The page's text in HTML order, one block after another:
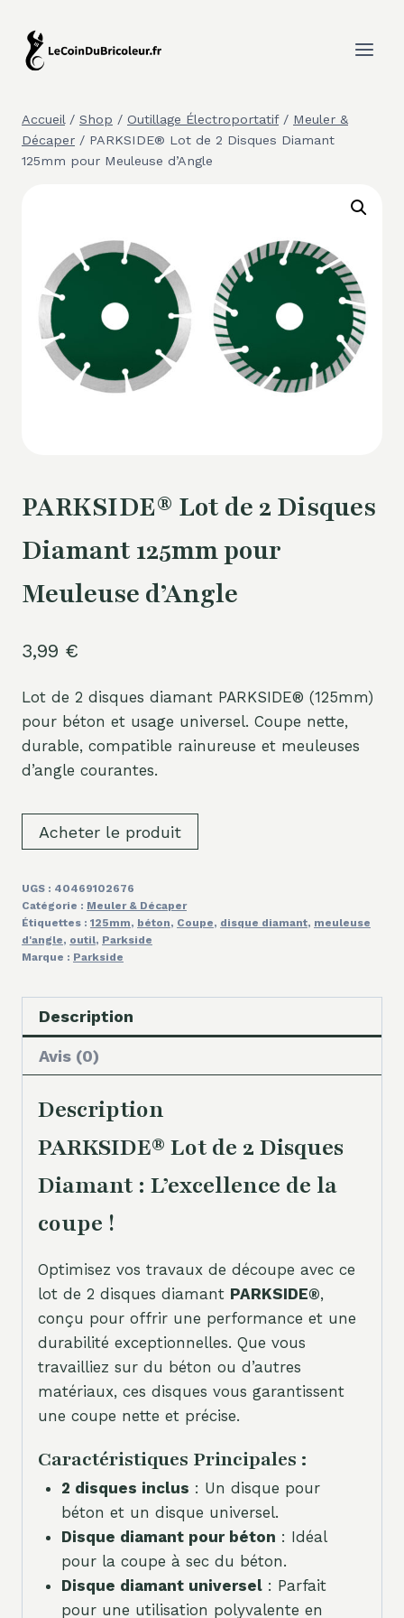
contenu
Accueil / Shop / Outillage Électroportatif / Meuler &
Décaper / PARKSIDE® Lot de 2 Disques Diamant
125mm pour Meuleuse d’Angle
PARKSIDE® Lot de 2 Disques
Diamant 125mm pour
Meuleuse d’Angle
3,99 €
Lot de 2 disques diamant PARKSIDE® (125mm)
pour béton et usage universel. Coupe nette,
durable, compatible rainureuse et meuleuses
d’angle courantes.
Acheter le produit
UGS : 40469102676
Catégorie : Meuler & Décaper
Étiquettes : 125mm, béton, Coupe, disque diamant, meuleuse
d'angle, outil, Parkside
Marque : Parkside
Description
Avis (0)
Description
PARKSIDE® Lot de 2 Disques
Diamant : L’excellence de la
coupe !
Optimisez vos travaux de découpe avec ce
lot de 2 disques diamant PARKSIDE®,
conçu pour offrir une performance et une
durabilité exceptionnelles. Que vous
travailliez sur du béton ou d’autres
matériaux, ces disques vous garantissent
une coupe nette et précise.
Caractéristiques Principales :
2 disques inclus : Un disque pour
béton et un disque universel.
Disque diamant pour béton : Idéal
pour la coupe à sec du béton.
Disque diamant universel: Parfait
pour une utilisation polyvalente en